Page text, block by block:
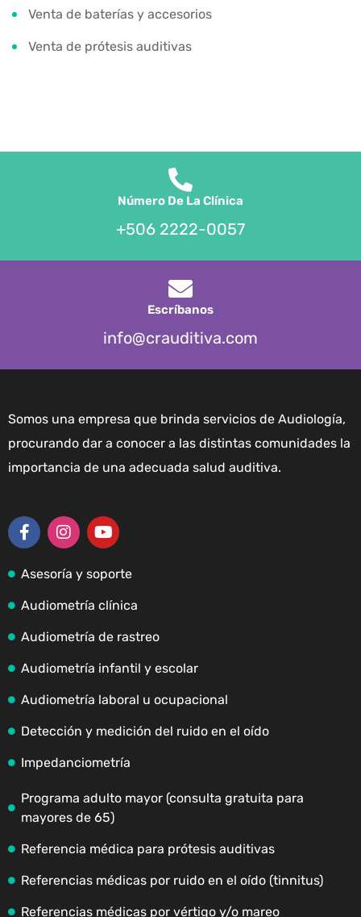
Venta de baterías y accesorios
Venta de prótesis auditivas
Número De La Clínica
+506 2222-0057
Escríbanos
info@crauditiva.com
Somos una empresa que brinda servicios de Audiología,
procurando dar a conocer a las distintas comunidades la
importancia de una adecuada salud auditiva.
Asesoría y soporte
Audiometría clínica
Audiometría de rastreo
Audiometría infantil y escolar
Audiometría laboral u ocupacional
Detección y medición del ruido en el oído
Impedanciometría
Programa adulto mayor (consulta gratuita para
mayores de 65)
Referencia médica para prótesis auditivas
Referencias médicas por ruido en el oído (tinnitus)
Referencias médicas por vértigo y/o mareo